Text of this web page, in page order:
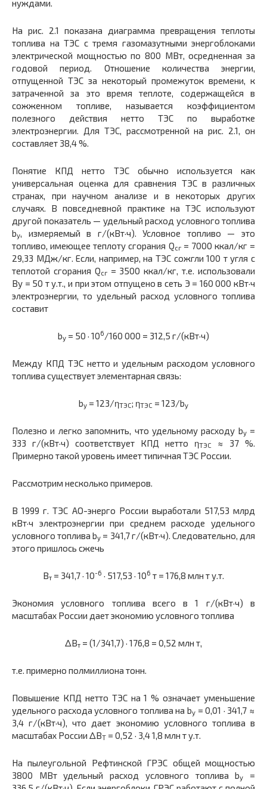
нуждами.
На рис. 2.1 показана диаграмма превращения теплоты
топлива на ТЭС с тремя газомазутными энергоблоками
электрической мощностью по 800 МВт, осредненная за
годовой период. Отношение количества энергии,
отпущенной ТЭС за некоторый промежуток времени, к
затраченной за это время теплоте, содержащейся в
сожженном топливе, называется коэффициентом
полезного действия нетто ТЭС по выработке
электроэнергии. Для ТЭС, рассмотренной на рис. 2.1, он
составляет 38,4 %.
Понятие КПД нетто ТЭС обычно используется как
универсальная оценка для сравнения ТЭС в различных
странах, при научном анализе и в некоторых других
случаях. В повседневной практике на ТЭС используют
другой показатель — удельный расход условного топлива
bу
, измеряемый в г/(кВт·ч). Условное топливо — это
топливо, имеющее теплоту сгорания Qсг= 7000 ккал/кг =
29,33 МДж/кг. Если, например, на ТЭС сожгли 100 т угля с
теплотой сгорания Qсг= 3500 ккал/кг, т.е. использовали
Ву = 50 т у.т., и при этом отпущено в сеть Э = 160 000 кВт·ч
электроэнергии, то удельный расход условного топлива
составит
bу = 50 · 106 /160 000 = 312,5 г/(кВт·ч)
Между КПД ТЭС нетто и удельным расходом условного
топлива существует элементарная связь:
bу = 123/ηТЭС; ηТЭС = 123/bу
Полезно и легко запомнить, что удельному расходу bу=
333 г/(кВт·ч) соответствует КПД нетто ηТЭС
≈ 37 %.
Примерно такой уровень имеет типичная ТЭС России.
Рассмотрим несколько примеров.
В 1999 г. ТЭС АО-энерго России выработали 517,53 млрд
кВт·ч электроэнергии при среднем расходе удельного
условного топлива bу = 341,7 г/(кВт·ч). Следовательно, для
этого пришлось сжечь
Вт = 341,7 · 10-6 · 517,53 · 106 т = 176,8 млн т у.т.
Экономия условного топлива всего в 1 г/(кВт·ч) в
масштабах России дает экономию условного топлива
ΔВт = (1/341,7) · 176,8 = 0,52 млн т,
т.е. примерно полмиллиона тонн.
Повышение КПД нетто ТЭС на 1 % означает уменьшение
удельного расхода условного топлива на bу = 0,01 · 341,7 ≈
3,4 г/(кВт·ч), что дает экономию условного топлива в
масштабах России ΔВТ = 0,52 · 3,4 1,8 млн т у.т.
На пылеугольной Рефтинской ГРЭС общей мощностью
3800 МВт удельный расход условного топлива bу
=